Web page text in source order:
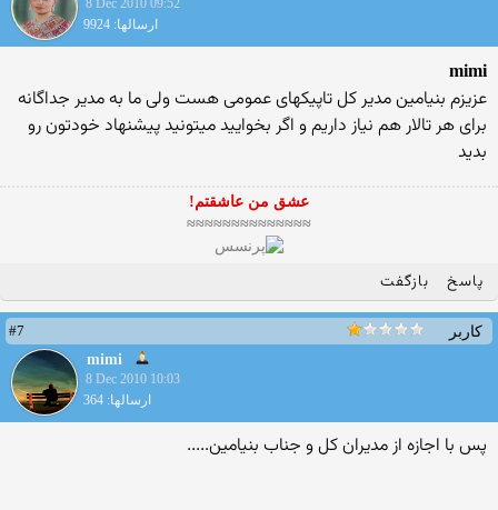
8 Dec 2010 09:52
ارسالها: 9924
mimi
عزیزم بنیامین مدیر كل تاپیكهای عمومی هست ولی ما به مدیر جداگانه
برای هر تالار هم نیاز داریم و اگر بخوایید میتونید پیشنهاد خودتون رو
بدید
عشق من عاشقتم!
≈≈≈≈≈≈≈≈≈≈≈≈≈≈
پاسخ بازگفت
کاربر
#7
mimi
8 Dec 2010 10:03
ارسالها: 364
پس با اجازه از مدیران كل و جناب بنیامین.....